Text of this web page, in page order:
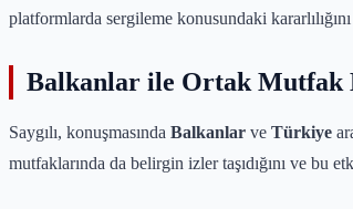
platformlarda sergileme konusundaki kararlılığını
Balkanlar ile Ortak Mutfak
Saygılı, konuşmasında Balkanlar ve Türkiye
mutfaklarında da belirgin izler taşıdığını ve bu